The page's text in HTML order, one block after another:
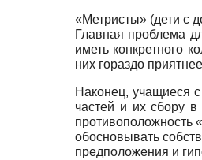
«Метристы» (дети с
Главная проблема
иметь конкретного
них гораздо
Наконец, учащиеся
частей и их сбору
противоположность
обосновывать
предположения и